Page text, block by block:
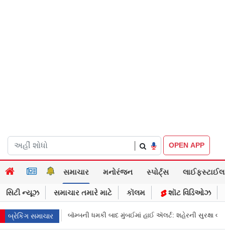
OPEN APP
સમાચાર મનોરંજન સ્પોર્ટ્સ લાઈફસ્ટાઈલ
સિટી ન્યૂઝ સમાચાર તમારે માટે કૉલમ શૉટ વિડિઓઝ
બ્રેકિંગ સમાચાર
મુંબઈમાં હાઈ ઍલર્ટ: શહેરની સુરક્ષા વધારી તપાસ શરૂ, જુઓ તસવીરો એક પર